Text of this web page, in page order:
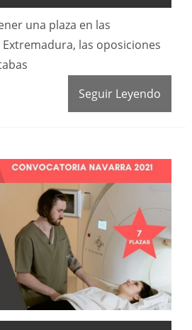
una plaza en las
las oposiciones
Seguir Leyendo